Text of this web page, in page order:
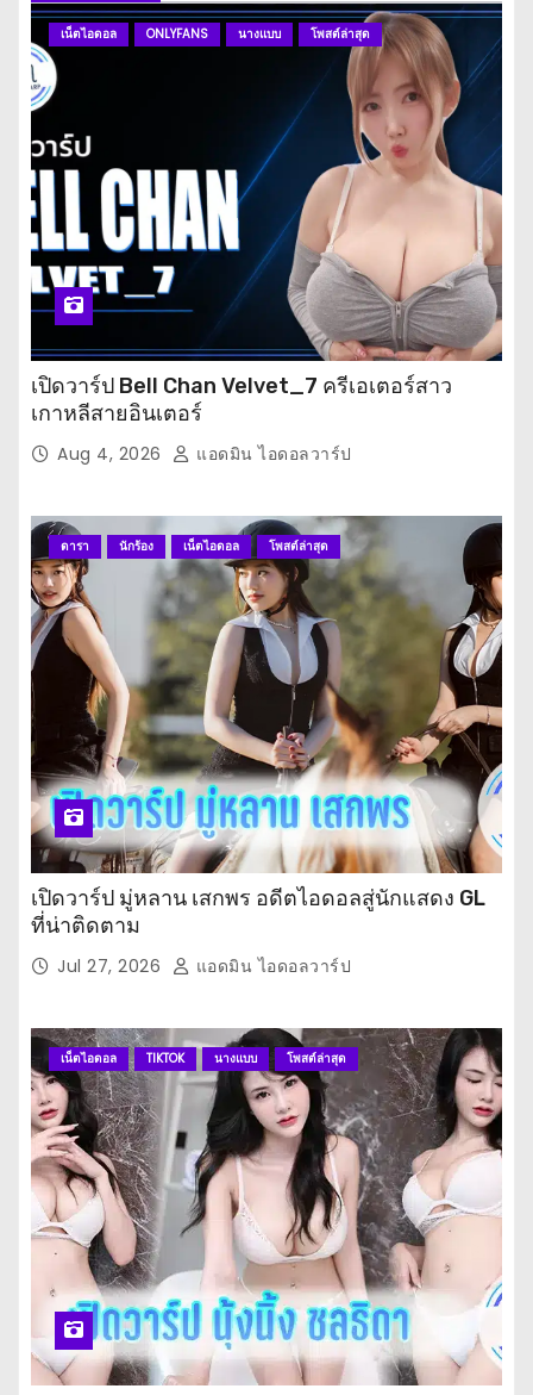
เน็ตไอดอล ONLYFANS นางแบบ โพสต์ล่าสุด
เปิดวาร์ป Bell Chan Velvet_7 ครีเอเตอร์สาว
เกาหลีสายอินเตอร์
Aug 4, 2026 แอดมิน ไอดอลวาร์ป
ดารา นักร้อง เน็ตไอดอล โพสต์ล่าสุด
เปิดวาร์ป มู่หลาน เสกพร อดีตไอดอลสู่นักแสดง GL
ที่น่าติดตาม
Jul 27, 2026 แอดมิน ไอดอลวาร์ป
เน็ตไอดอล TIKTOK นางแบบ โพสต์ล่าสุด